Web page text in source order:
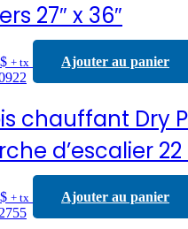
27″ x 36″
$ + tx Ajouter au panier
chauffant Dry
d’escalier 22
$ + tx Ajouter au panier